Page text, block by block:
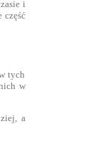
i
część
tych
w
a